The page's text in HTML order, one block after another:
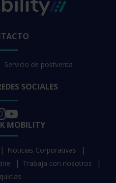
Servicio de postventa
SOCIALES
MOBILITY
Noticias Corporativas
Trabaja con nosotros